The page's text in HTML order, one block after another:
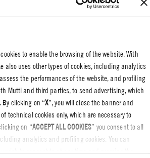
to enable the browsing of the website. With
also uses other types of cookies, including analytics
the performances of the website, and profiling
Mutti and third parties, to send advertising, which
By clicking on “X”, you will close the banner and
technical cookies only, which are necessary to
on “ACCEPT ALL COOKIES” you consent to all
analytics and profiling cookies. You can
pendant au moins une heure, puis étalez-la
four à 180 °C (350 °F) pendant 40 minutes
faites cuire la Passata (Coulis de Tomates)
le basilic
Concentrato (Pâte de Tomate) et quelques
stria est prêt, versez de la sauce tomate sur le